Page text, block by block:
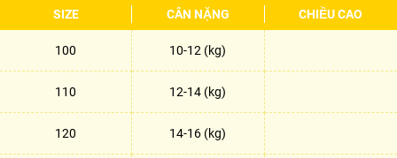
SIZE CÂN NẶNG CHIỀU CAO
100 10-12 (kg)
110 12-14 (kg)
120 14-16 (kg)